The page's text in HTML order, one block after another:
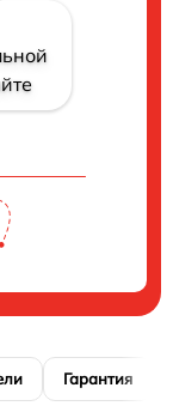
Гарантия